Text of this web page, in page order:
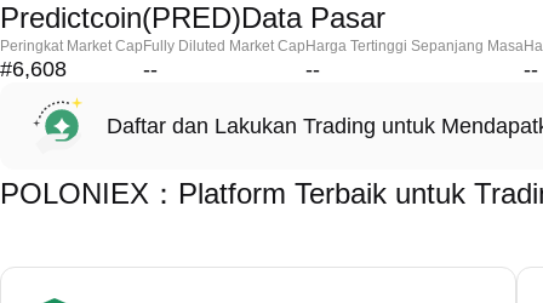
Predictcoin(PRED)Data Pasar
Peringkat Market Cap
#6,608
Fully Diluted Market Cap
--
Harga Tertinggi Sepanjang Masa
-- --
Daftar dan Lakukan Trading untuk
POLONIEX：Platform Terbaik untuk